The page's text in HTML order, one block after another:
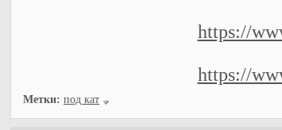
https://
https://
Метки: под кат